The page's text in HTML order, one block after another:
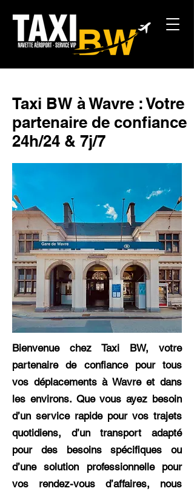
Taxi BW à Wavre : Votre
partenaire de confiance
24h/24 & 7j/7
Bienvenue chez Taxi BW, votre
partenaire de confiance pour tous
vos déplacements à Wavre et dans
les environs. Que vous ayez besoin
d’un service rapide pour vos trajets
quotidiens, d’un transport adapté
pour des besoins spécifiques ou
d’une solution professionnelle pour
vos rendez-vous d’affaires, nous